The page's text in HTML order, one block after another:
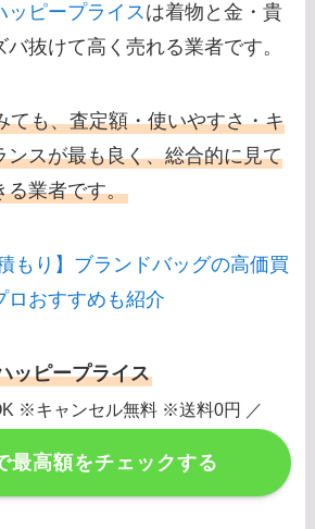
ッピープライスは着物と金・貴
抜けて高く売れる業者です。
ても、査定額・使いやすさ・キ
ンスが最も良く、総合的に見て
る業者です。
もり】ブランドバッグの高価買
ロおすすめも紹介
ッピープライス
※キャンセル無料 ※送料0円 ／
最高額をチェックする